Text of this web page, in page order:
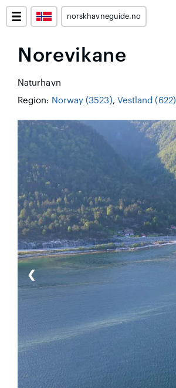
norskhavneguide.no
Norevikane
Naturhavn
Region: Norway (3523), Vestland (622)
❮